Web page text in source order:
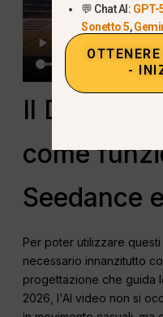
Il DNA
come
Seedance
Per poter utilizzare
necessario innanzitutto
progettazione che guida
2026, l'AI video non si
💬 Chat AI: GPT-
Sonetto 5,
-